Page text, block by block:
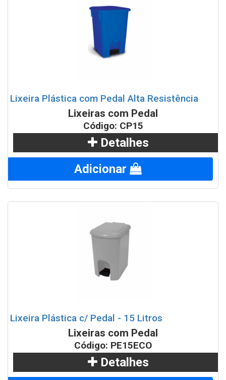
Lixeira Plástica com Pedal Alta Resistência
Lixeiras com Pedal
Código: CP15
Detalhes
Adicionar
Lixeira Plástica c/ Pedal - 15 Litros
Lixeiras com Pedal
Código: PE15ECO
Detalhes